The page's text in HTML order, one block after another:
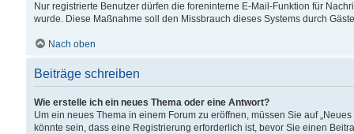
Nur registrierte Benutzer dürfen die foreninterne E-Mail-Funktion für
wurde. Diese Maßnahme soll den Missbrauch dieses Systems durch
Nach oben
Beiträge schreiben
Wie erstelle ich ein neues Thema oder eine Antwort?
Um ein neues Thema in einem Forum zu eröffnen, müssen Sie auf
könnte sein, dass eine Registrierung erforderlich ist, bevor Sie einen